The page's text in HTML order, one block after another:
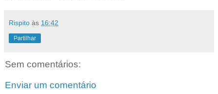
Rispito às 16:42
Partilhar
Sem comentários:
Enviar um comentário